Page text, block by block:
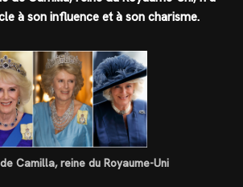
à son influence et à son charisme.
Camilla, reine du Royaume-Uni